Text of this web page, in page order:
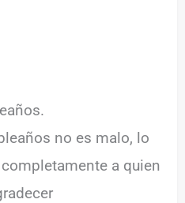
no es malo, lo
a quien